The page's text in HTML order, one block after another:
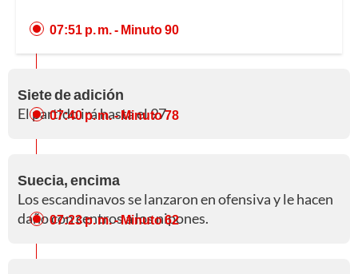
07:51 p. m. - Minuto 90
Siete de adición
El partido irá hasta el 97.
07:40 p. m.- Minuto 78
Suecia, encima
Los escandinavos se lanzaron en ofensiva y le hacen
daño con centros a los nipones.
07:23 p. m.- Minuto 62